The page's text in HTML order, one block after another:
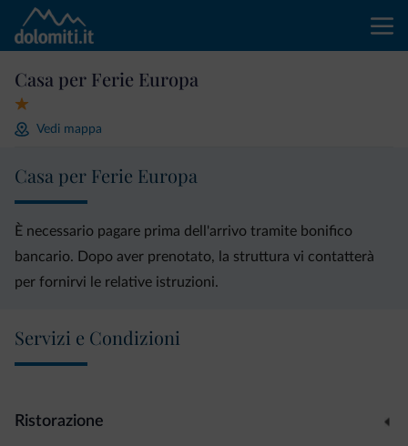
Casa per Ferie Europa
Vedi mappa
Casa per Ferie Europa
È necessario pagare prima dell'arrivo tramite bonifico
bancario. Dopo aver prenotato, la struttura vi contatterà
per fornirvi le relative istruzioni.
Servizi e Condizioni
Ristorazione